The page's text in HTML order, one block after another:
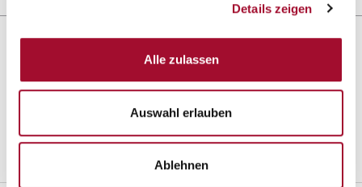
Details zeigen
Alle zulassen
Auswahl erlauben
Ablehnen
VERFEINERN